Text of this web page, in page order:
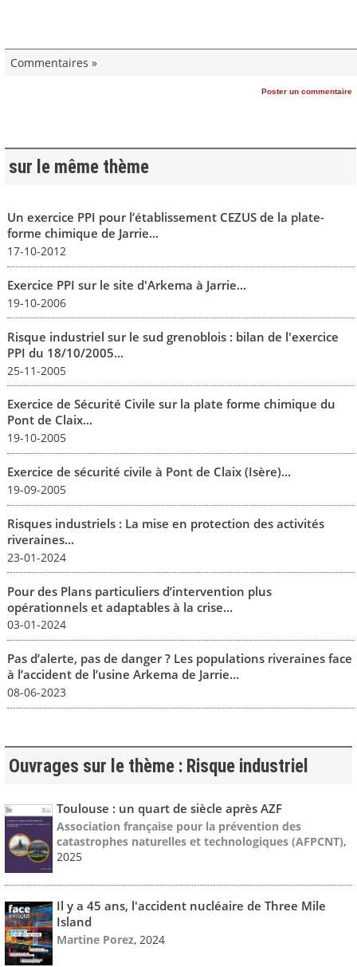
Commentaires »
Poster un commentaire
sur le même thème
Un exercice PPI pour l’établissement CEZUS de la plate-
forme chimique de Jarrie...
17-10-2012
Exercice PPI sur le site d'Arkema à Jarrie...
19-10-2006
Risque industriel sur le sud grenoblois : bilan de l'exercice
PPI du 18/10/2005...
25-11-2005
Exercice de Sécurité Civile sur la plate forme chimique du
Pont de Claix...
19-10-2005
Exercice de sécurité civile à Pont de Claix (Isère)...
19-09-2005
Risques industriels : La mise en protection des activités
riveraines...
23-01-2024
Pour des Plans particuliers d’intervention plus
opérationnels et adaptables à la crise...
03-01-2024
Pas d’alerte, pas de danger ? Les populations riveraines face
à l’accident de l’usine Arkema de Jarrie...
08-06-2023
Ouvrages sur le thème : Risque industriel
Toulouse : un quart de siècle après AZF
Association française pour la prévention des
catastrophes naturelles et technologiques (AFPCNT),
2025
Il y a 45 ans, l'accident nucléaire de Three Mile
Island
Martine Porez, 2024